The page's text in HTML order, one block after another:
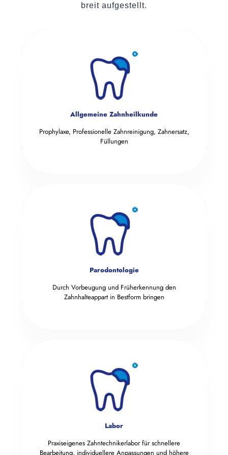
breit aufgestellt.
Allgemeine Zahnheilkunde
Prophylaxe, Professionelle Zahnreinigung, Zahnersatz,
Füllungen
Parodontologie
Durch Vorbeugung und Früherkennung den
Zahnhalteappart in Bestform bringen
Labor
Praxiseigenes Zahntechnikerlabor für schnellere
Bearbeitung, individuellere Anpassungen und höhere